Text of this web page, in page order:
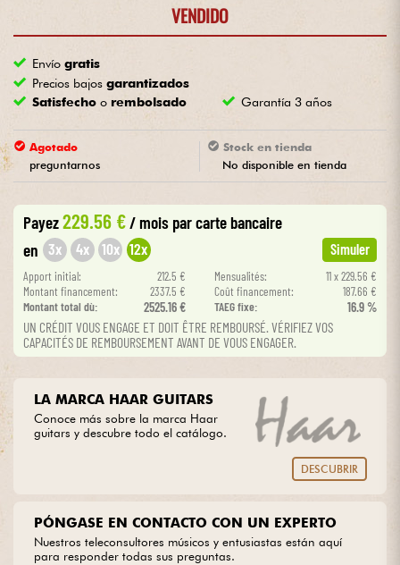
Vientos
Violines y cuarteto
Niños
Cables & Acces.
HiFi
Bundle
Ver nuestras marcas
VENDIDO
Envíogratis
Precios bajosgarantizados
Satisfecho o rembolsado Garantía 3 años
Agotado
preguntarnos
Stock en tienda
No disponible en tienda
Payez229.56 €/ mois par carte bancaire
en 3x 4x 10x 12x Simuler
Apport initial: 212.5 € Mensualités:
11 x 229.56 €
Montant financement:
2337.5 € Coût financement:
187.66 €
Montant total dù:
2525.16 € TAEG fixe: 16.9 %
UN CRÉDIT VOUS ENGAGE ET DOIT ÊTRE REMBOURSÉ. VÉRIFIEZ VOS
CAPACITÉS DE REMBOURSEMENT AVANT DE VOUS ENGAGER.
LA MARCA HAAR GUITARS
Conoce más sobre la marca Haar
guitars y descubre todo el catálogo.
DESCUBRIR
PÓNGASE EN CONTACTO CON UN EXPERTO
Nuestros teleconsultores músicos y entusiastas están aquí
para responder todas sus preguntas.